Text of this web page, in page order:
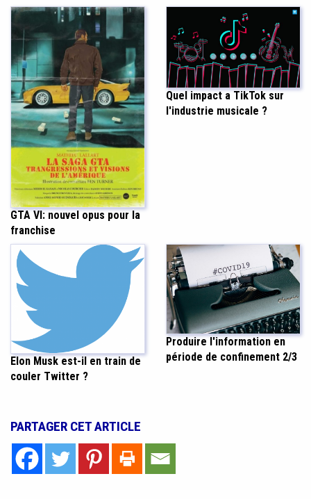
GTA VI: nouvel opus pour la
franchise
Quel impact a TikTok sur
l'industrie musicale ?
Elon Musk est-il en train de
couler Twitter ?
Produire l'information en
période de confinement 2/3
PARTAGER CET ARTICLE